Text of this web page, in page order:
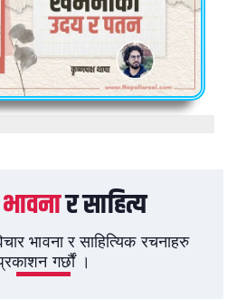
र साहित्य
भावना र साहित्यिक रचनाहरु
गर्छौं ।